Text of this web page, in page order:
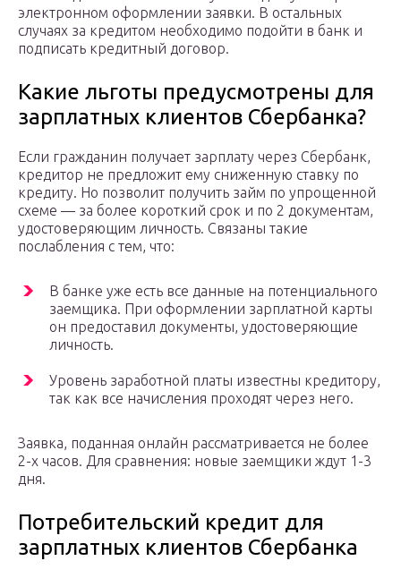
электронном оформлении заявки. В остальных
случаях за кредитом необходимо подойти в банк и
подписать кредитный договор.
Какие льготы предусмотрены для
зарплатных клиентов Сбербанка?
Если гражданин получает зарплату через Сбербанк,
кредитор не предложит ему сниженную ставку по
кредиту. Но позволит получить займ по упрощенной
схеме — за более короткий срок и по 2 документам,
удостоверяющим личность. Связаны такие
послабления с тем, что:
В банке уже есть все данные на потенциального
заемщика. При оформлении зарплатной карты
он предоставил документы, удостоверяющие
личность.
Уровень заработной платы известны кредитору,
так как все начисления проходят через него.
Заявка, поданная онлайн рассматривается не более
2-х часов. Для сравнения: новые заемщики ждут 1-3
дня.
Потребительский кредит для
зарплатных клиентов Сбербанка